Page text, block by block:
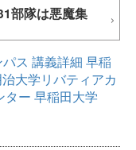
部隊は悪魔集
ス 講義詳細 早稲
大学リバティアカ
ター 早稲田大学